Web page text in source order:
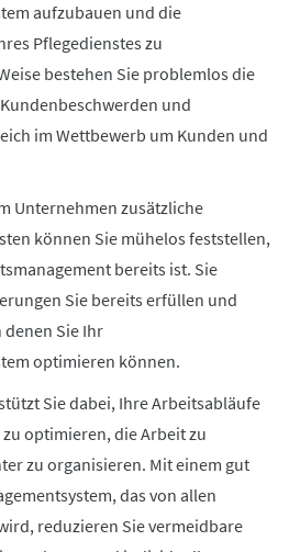
aufzubauen und die
Pflegedienstes zu
bestehen Sie problemlos die
und
im Wettbewerb um Kunden und
Unternehmen zusätzliche
können Sie mühelos feststellen,
bereits ist. Sie
Sie bereits erfüllen und
Sie Ihr
optimieren können.
Sie dabei, Ihre Arbeitsabläufe
optimieren, die Arbeit zu
zu organisieren. Mit einem gut
das von allen
reduzieren Sie vermeidbare